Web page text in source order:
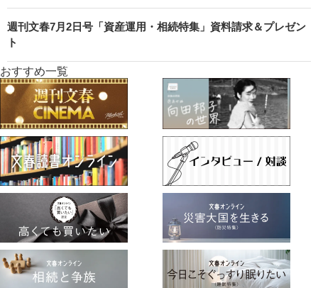
週刊文春7月2日号「資産運用・相続特集」資料請求＆プレゼン
ト
おすすめ一覧